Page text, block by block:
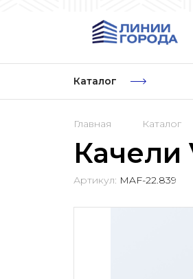
Каталог
Главная Каталог
Качели
Артикул: MAF-22.839